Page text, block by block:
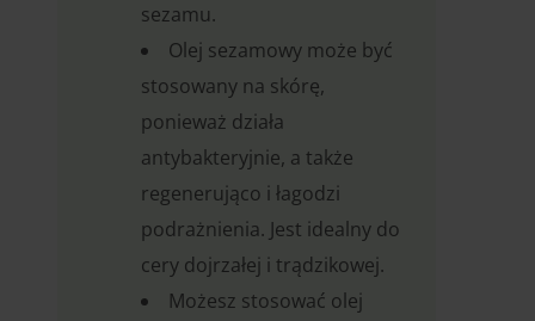
sezamu.
Olej sezamowy może być
stosowany na skórę,
ponieważ działa
antybakteryjnie, a także
regenerująco i łagodzi
podrażnienia. Jest idealny do
cery dojrzałej i trądzikowej.
Możesz stosować olej